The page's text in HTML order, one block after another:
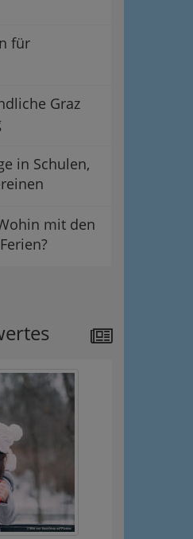
für
Graz
in Schulen,
mit den